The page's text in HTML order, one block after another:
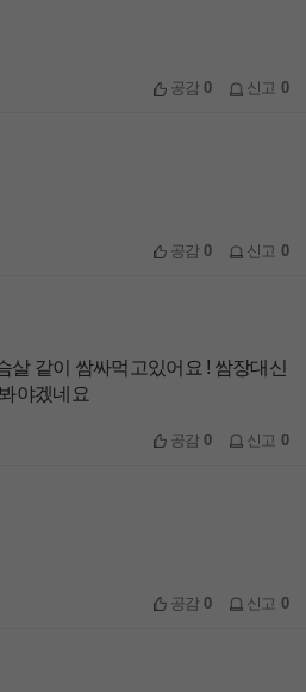
공감0 신고 0
공감0 신고 0
살 같이 쌈싸먹고있어요 ! 쌈장대신
야겠네요
공감0 신고 0
공감0 신고 0